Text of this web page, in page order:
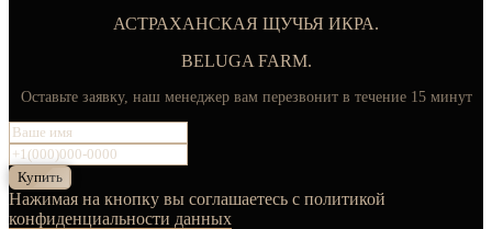
АСТРАХАНСКАЯ ЩУЧЬЯ ИКРА.
BELUGA FARM.
Оставьте заявку, наш менеджер вам перезвонит в течение 15 минут
Купить
Нажимая на кнопку вы соглашаетесь с политикой
конфиденциальности данных